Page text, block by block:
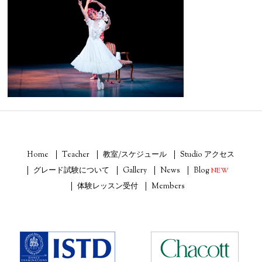
Home Teacher 教室/スケジュール
Studio アクセス
グレード試験について
Gallery News BlogNEW
体験レッスン受付
Members